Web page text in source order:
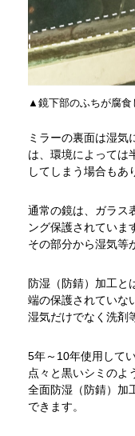
▲鏡下部のふちが腐食
ミラーの裏面は湿気
は、環境によっては
してしまう場合もあ
通常の鏡は、ガラス
ング保護されていま
その部分から湿気等
防湿（防錆）加工と
端の保護されていな
湿気だけでなく洗剤
5年～10年使用して
点々と黒いシミのよ
全面防湿（防錆）加
できます。